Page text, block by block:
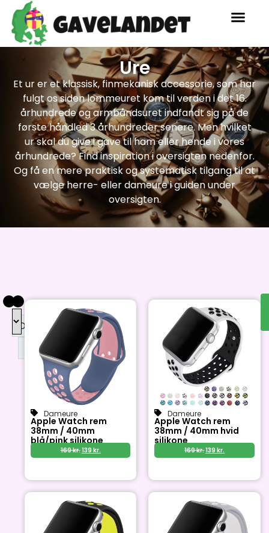
Ure
Et ur er et klassisk, finmekanisk accessorie, som har
fulgt os siden lommeuret kom til verden i det 16.
århundrede og armbåndsuret indfandt sig på de
første håndled 3 århundreder senere. Men hvilket
ur skal du give i gave til ham eller hende i vores
århundrede? Find inspiration i oversigten nedenfor.
Og få en mere praktisk og systematisk tilgang til at
vælge herre- eller dameure i guiden under
oversigten.
DKK
DKK
Dameure
Apple Watch rem
38mm / 40mm
blå/pink silikone
169kr.139 kr.
Dameure
Apple Watch rem
38mm / 40mm hvid
silikone
169kr.139kr.